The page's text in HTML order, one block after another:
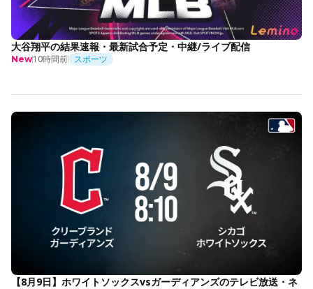
大谷翔平の結果速報・最新試合予定・中継/ライブ配信
New10時間前 スポーツ
【8月9日】ホワイトソックスvsガーディアンズのテレビ放送・ネ